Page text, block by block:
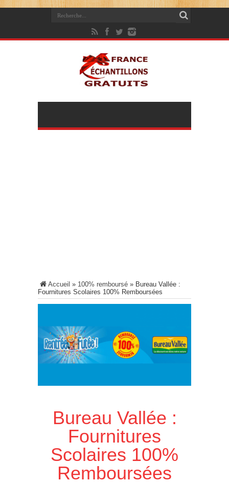
Accueil » 100% remboursé » Bureau Vallée :
Fournitures Scolaires 100% Remboursées
Bureau Vallée :
Fournitures
Scolaires 100%
Remboursées